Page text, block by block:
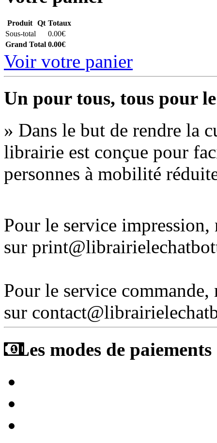
Produit Qt Totaux
Sous-total
0.00€
Grand Total 0.00€
Voir votre panier
Un pour tous, tous pour
» Dans le but de rendre la
librairie est conçue pour
personnes à mobilité
Pour le service
sur
Pour le service
sur
Les modes de